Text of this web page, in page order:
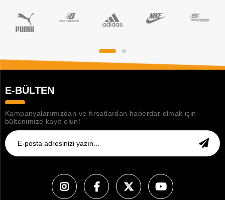
E-BÜLTEN
Kampanyalarımızdan ve fırsatlardan haberdar olmak için
bültenimize kayıt olun!